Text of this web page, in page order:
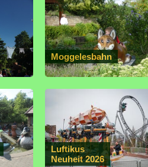
Moggelesbahn
Luftikus
Neuheit 2026